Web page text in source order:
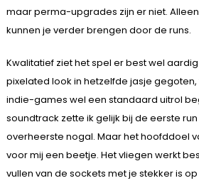
maar perma-upgrades zijn er niet.
kunnen je verder brengen door de runs.
Kwalitatief ziet het spel er best wel
pixelated look in hetzelfde jasje
indie-games wel een standaard uitrol
soundtrack zette ik gelijk bij de eerste
overheerste nogal. Maar het hoofddoel
voor mij een beetje. Het vliegen werkt
vullen van de sockets met je stekker is